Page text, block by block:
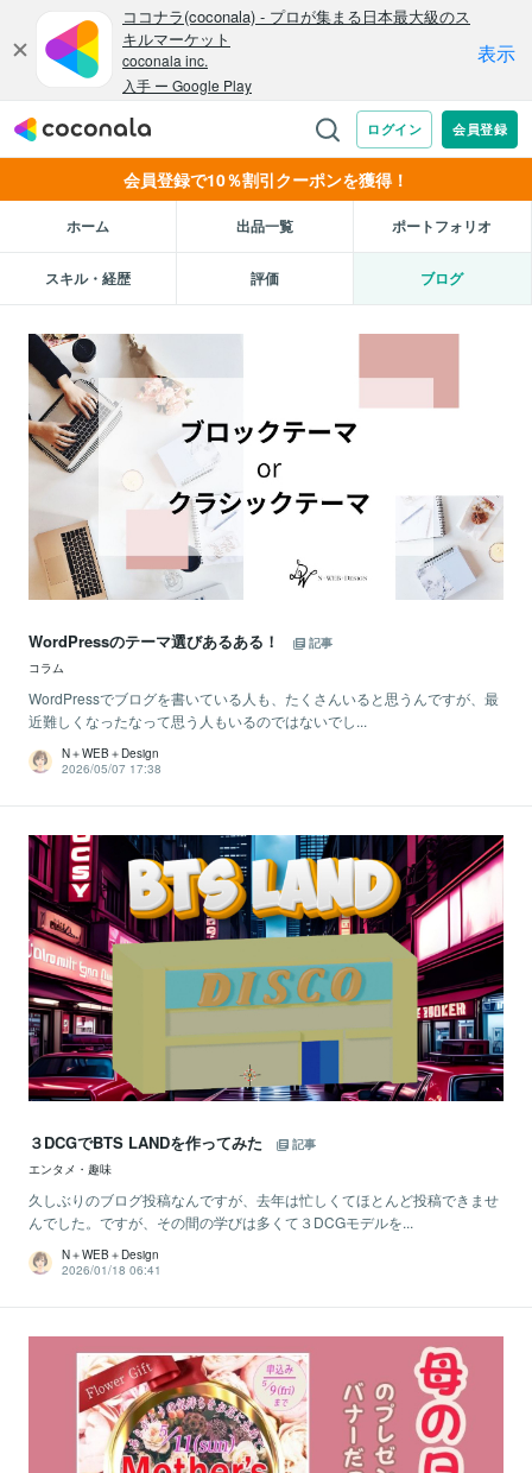
会員登録で10％割引クーポンを獲得！
ホーム 出品一覧 ポートフォリオ
スキル・経歴 評価 ブログ
WordPressのテーマ選びあるある！
記事
コラム
WordPressでブログを書いている人も、たくさんいると思うんですが、最
近難しくなったなって思う人もいるのではないでし...
N＋WEB＋Design
2026/05/07 17:38
３DCGでBTS LANDを作ってみた
記事
エンタメ・趣味
久しぶりのブログ投稿なんですが、去年は忙しくてほとんど投稿できませ
んでした。ですが、その間の学びは多くて３DCGモデルを...
N＋WEB＋Design
2026/01/18 06:41